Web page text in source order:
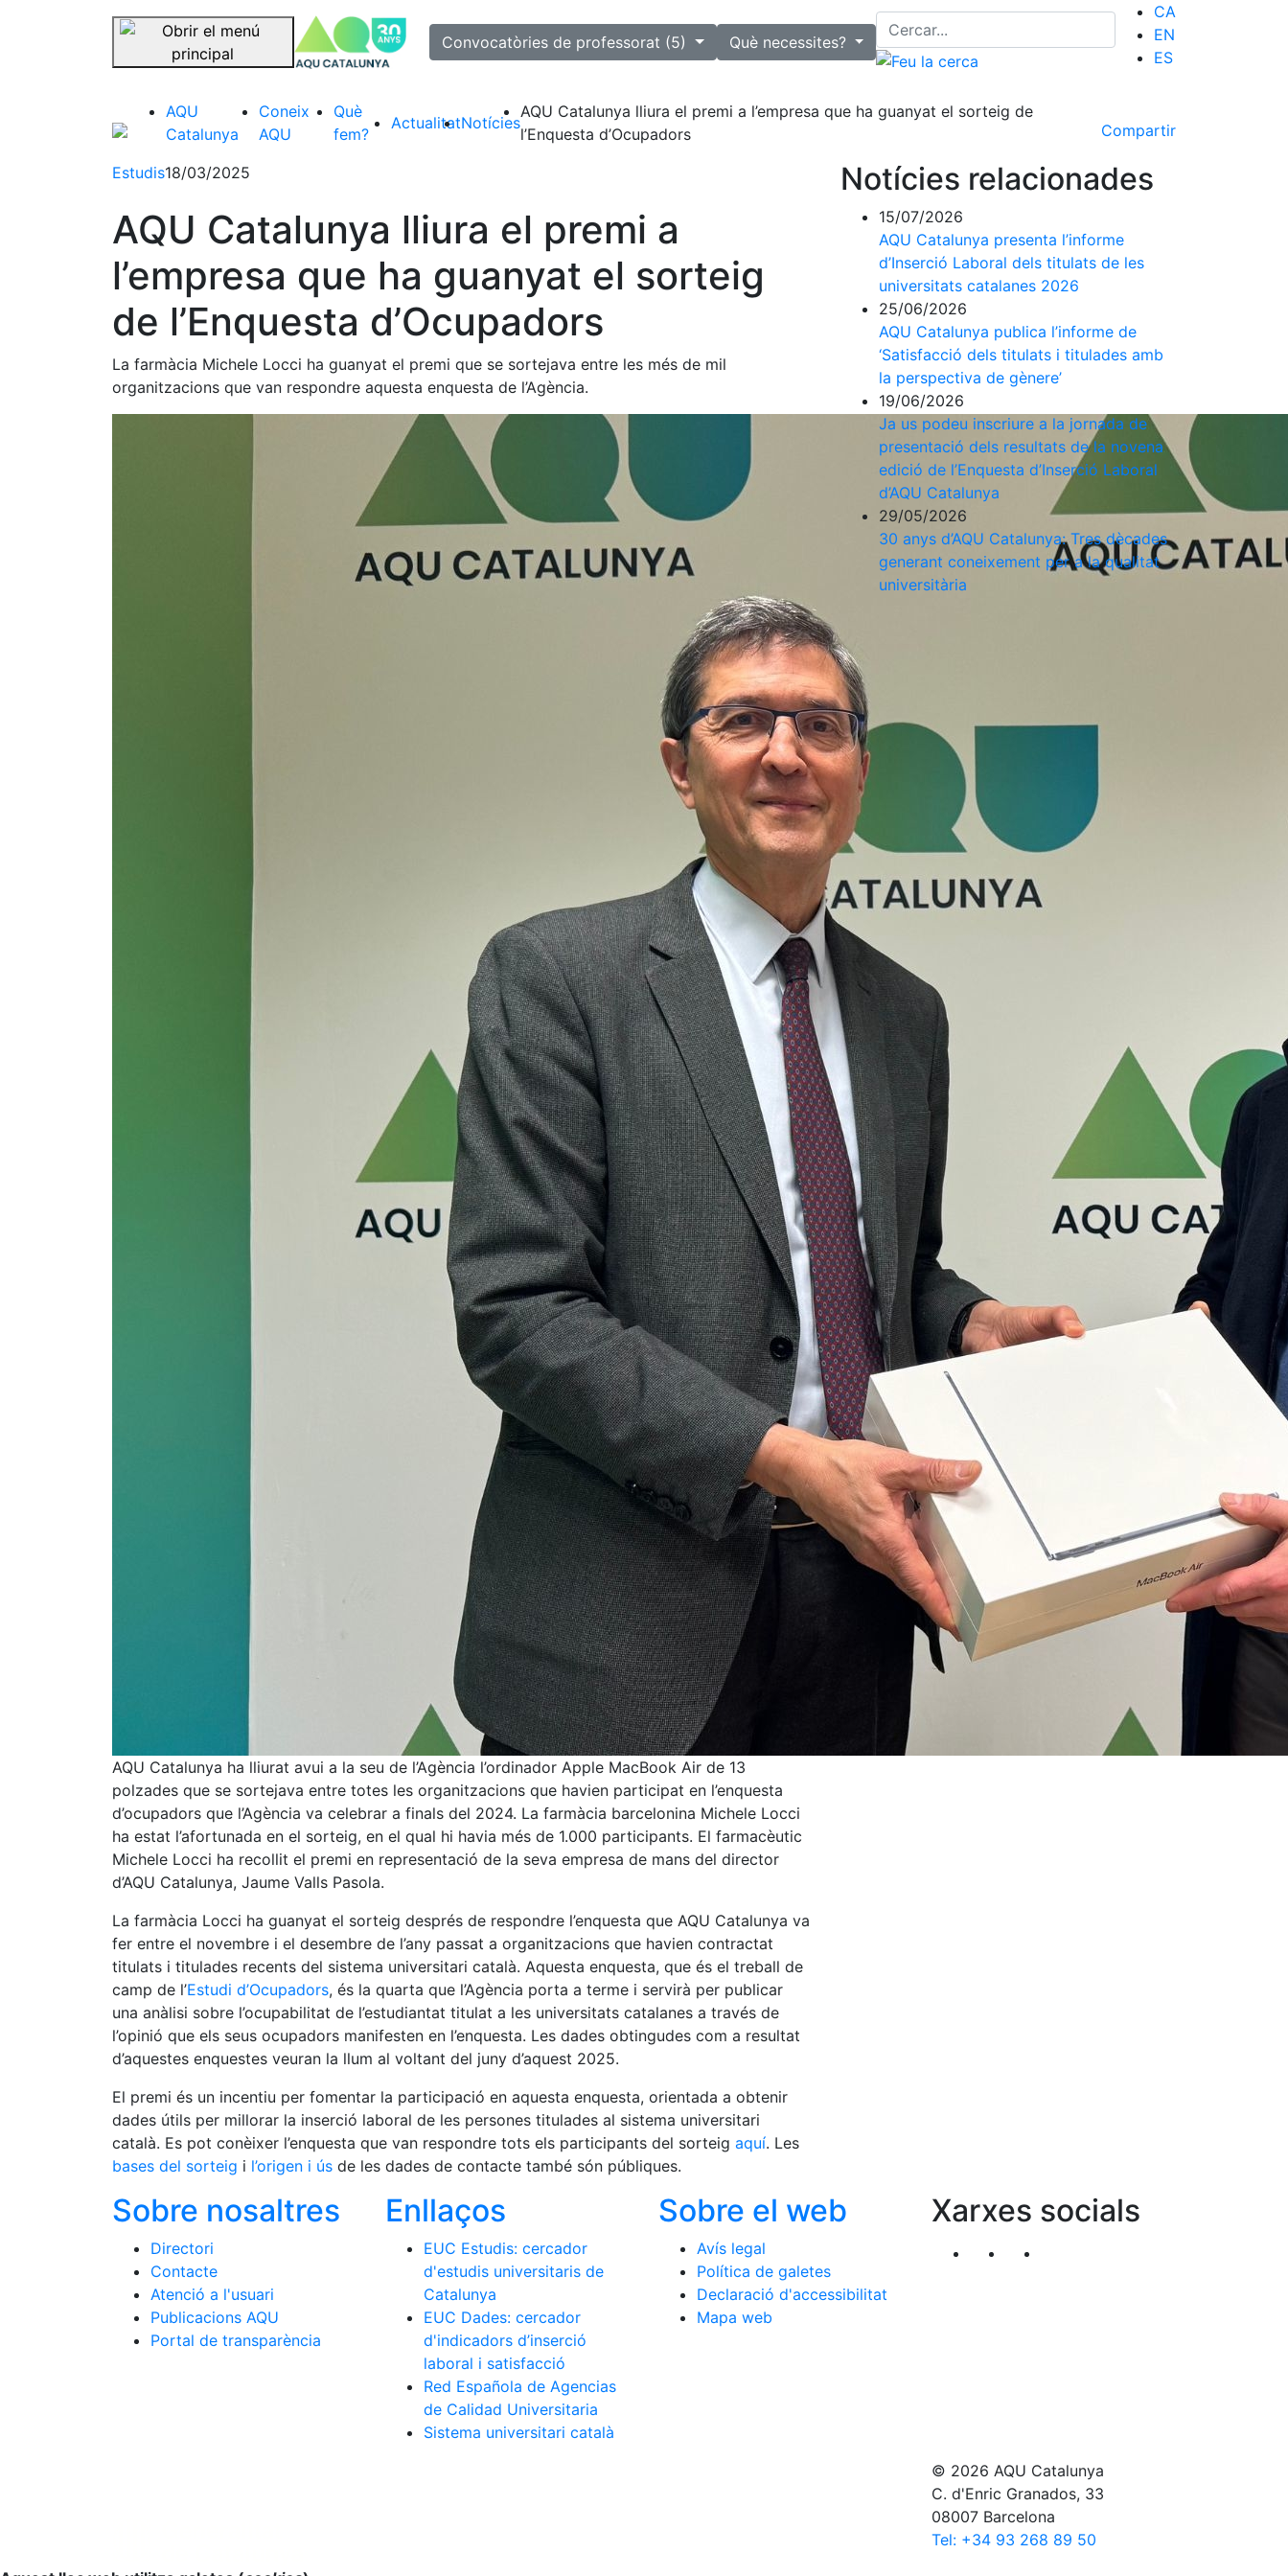
Saltar la navegació
selected
Convocatòries de professorat (5)
Què necessites?
CA
EN
ES
AQU
Catalunya
Coneix
AQU
Què
fem?
ActualitatNotícies
AQU Catalunya lliura el premi a l’empresa que ha guanyat el sorteig de
l’Enquesta d’Ocupadors
Compartir
Estudis18/03/2025
AQU Catalunya lliura el premi a
l’empresa que ha guanyat el sorteig
de l’Enquesta d’Ocupadors
La farmàcia Michele Locci ha guanyat el premi que se sortejava entre les més de mil
organitzacions que van respondre aquesta enquesta de l’Agència.
AQU Catalunya ha lliurat avui a la seu de l’Agència l’ordinador Apple MacBook Air de 13
polzades que se sortejava entre totes les organitzacions que havien participat en l’enquesta
d’ocupadors que l’Agència va celebrar a finals del 2024. La farmàcia barcelonina Michele Locci
ha estat l’afortunada en el sorteig, en el qual hi havia més de 1.000 participants. El farmacèutic
Michele Locci ha recollit el premi en representació de la seva empresa de mans del director
d’AQU Catalunya, Jaume Valls Pasola.
La farmàcia Locci ha guanyat el sorteig després de respondre l’enquesta que AQU Catalunya va
fer entre el novembre i el desembre de l’any passat a organitzacions que havien contractat
titulats i titulades recents del sistema universitari català. Aquesta enquesta, que és el treball de
camp de l’Estudi d’Ocupadors, és la quarta que l’Agència porta a terme i servirà per publicar
una anàlisi sobre l’ocupabilitat de l’estudiantat titulat a les universitats catalanes a través de
l’opinió que els seus ocupadors manifesten en l’enquesta. Les dades obtingudes com a resultat
d’aquestes enquestes veuran la llum al voltant del juny d’aquest 2025.
El premi és un incentiu per fomentar la participació en aquesta enquesta, orientada a obtenir
dades útils per millorar la inserció laboral de les persones titulades al sistema universitari
català. Es pot conèixer l’enquesta que van respondre tots els participants del sorteig aquí. Les
bases del sorteig i l’origen i ús de les dades de contacte també són públiques.
Notícies relacionades
15/07/2026
AQU Catalunya presenta l’informe
d’Inserció Laboral dels titulats de les
universitats catalanes 2026
25/06/2026
AQU Catalunya publica l’informe de
‘Satisfacció dels titulats i titulades amb
la perspectiva de gènere’
19/06/2026
Ja us podeu inscriure a la jornada de
presentació dels resultats de la novena
edició de l’Enquesta d’Inserció Laboral
d’AQU Catalunya
29/05/2026
30 anys d’AQU Catalunya: Tres dècades
generant coneixement per a la qualitat
universitària
Sobre nosaltres
Directori
Contacte
Atenció a l'usuari
Publicacions AQU
Portal de transparència
Enllaços
EUC Estudis: cercador
d'estudis universitaris de
Catalunya
EUC Dades: cercador
d'indicadors d’inserció
laboral i satisfacció
Red Española de Agencias
de Calidad Universitaria
Sistema universitari català
Sobre el web
Avís legal
Política de galetes
Declaració d'accessibilitat
Mapa web
Xarxes socials
Segueix-nos al nostre canal de Twitter
© 2026 AQU Catalunya
C. d'Enric Granados, 33
08007 Barcelona
Tel: +34 93 268 89 50